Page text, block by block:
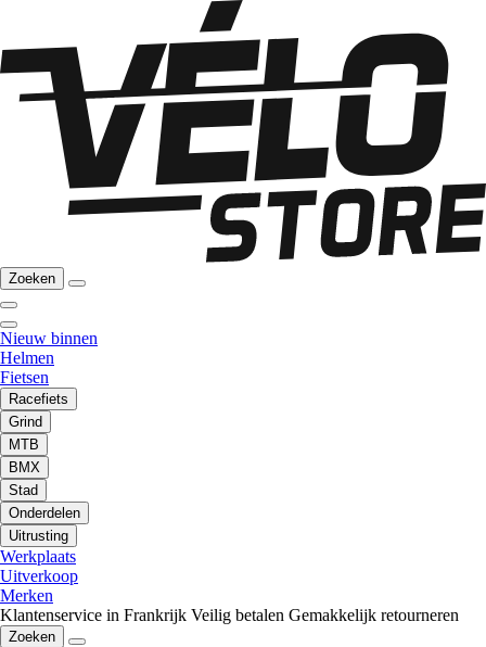
Zoeken
Nieuw binnen
Helmen
Fietsen
Racefiets
Grind
MTB
BMX
Stad
Onderdelen
Uitrusting
Werkplaats
Uitverkoop
Merken
Klantenservice in Frankrijk Veilig betalen Gemakkelijk retourneren
Zoeken